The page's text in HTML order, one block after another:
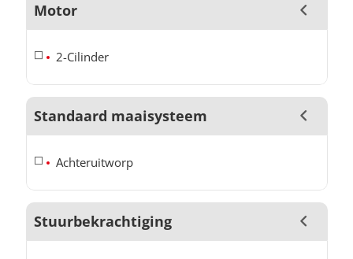
Motor
2-Cilinder
Standaard maaisysteem
Achteruitworp
Stuurbekrachtiging